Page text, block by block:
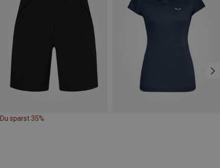
Du sparst 35%